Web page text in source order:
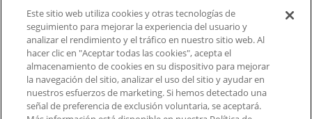
Médicos Derivadores
Enlaces relacionados
Duke Cancer Institute
Duke Children's
Este sitio web utiliza cookies y otras tecnologías de
seguimiento para mejorar la experiencia del usuario y
analizar el rendimiento y el tráfico en nuestro sitio web. Al
hacer clic en "Aceptar todas las cookies", acepta el
almacenamiento de cookies en su dispositivo para mejorar
la navegación del sitio, analizar el uso del sitio y ayudar en
nuestros esfuerzos de marketing. Si hemos detectado una
señal de preferencia de exclusión voluntaria, se aceptará.